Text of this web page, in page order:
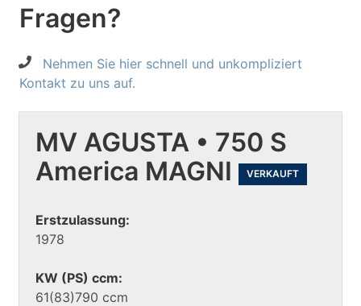
Fragen?
Nehmen Sie hier schnell und unkompliziert
Kontakt zu uns auf.
MV AGUSTA • 750 S
America MAGNI
VERKAUFT
Erstzulassung:
1978
KW (PS) ccm:
61(83)790 ccm